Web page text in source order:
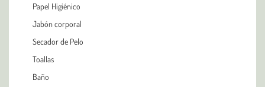
Papel Higiénico
Jabón corporal
Secador de Pelo
Toallas
Baño